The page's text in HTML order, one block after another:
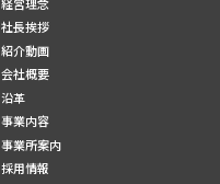
社長挨拶
紹介動画
会社概要
沿革
事業内容
事業所案内
採用情報